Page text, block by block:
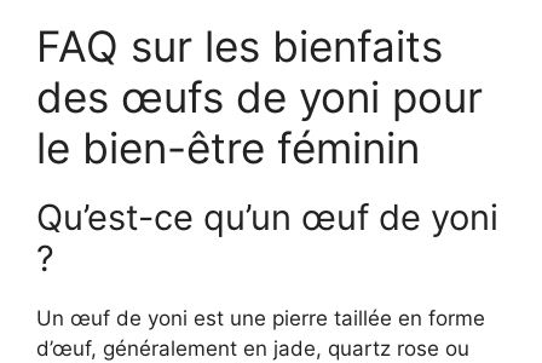
FAQ sur les bienfaits
des œufs de yoni pour
le bien-être féminin
Qu’est-ce qu’un œuf de yoni
?
Un œuf de yoni est une pierre taillée en forme
d’œuf, généralement en jade, quartz rose ou